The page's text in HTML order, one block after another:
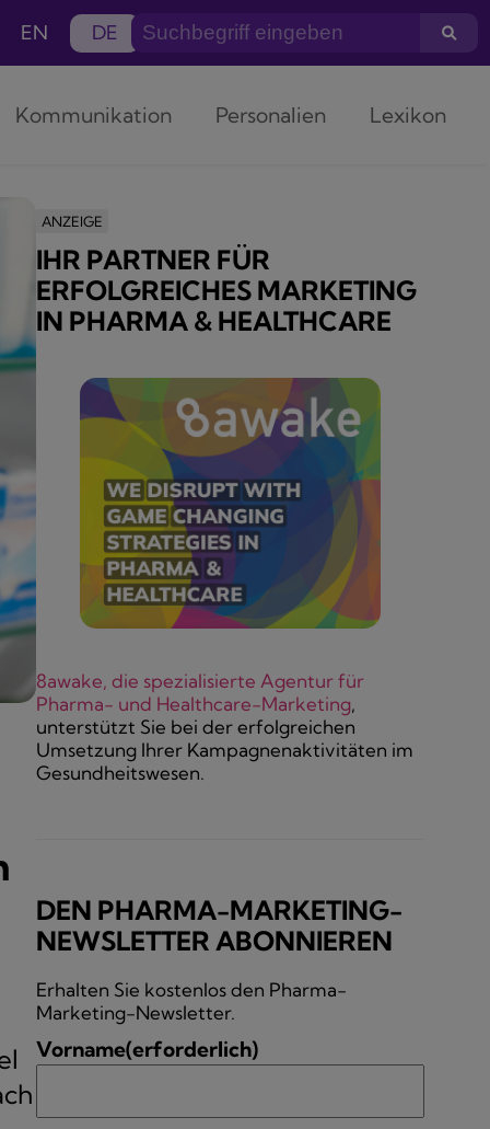
EN DE
Kommunikation Personalien Lexikon
ANZEIGE
IHR PARTNER FÜR
ERFOLGREICHES MARKETING
IN PHARMA & HEALTHCARE
8awake, die spezialisierte Agentur für
Pharma- und Healthcare-Marketing,
unterstützt Sie bei der erfolgreichen
Umsetzung Ihrer Kampagnenaktivitäten im
Gesundheitswesen.
DEN PHARMA-MARKETING-
NEWSLETTER ABONNIEREN
Erhalten Sie kostenlos den Pharma-
Marketing-Newsletter.
Vorname(erforderlich)